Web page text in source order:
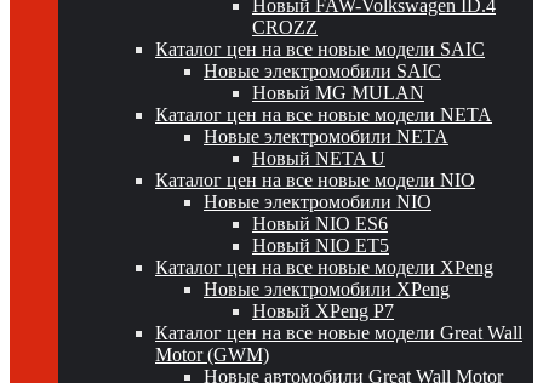
Новый FAW-Volkswagen ID.4
CROZZ
Каталог цен на все новые модели SAIC
Новые электромобили SAIC
Новый MG MULAN
Каталог цен на все новые модели NETA
Новые электромобили NETA
Новый NETA U
Каталог цен на все новые модели NIO
Новые электромобили NIO
Новый NIO ES6
Новый NIO ET5
Каталог цен на все новые модели XPeng
Новые электромобили XPeng
Новый XPeng P7
Каталог цен на все новые модели Great Wall
Motor (GWM)
Новые автомобили Great Wall Motor